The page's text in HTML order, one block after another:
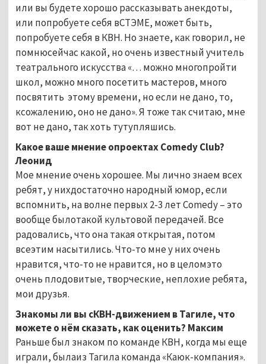
или вы будете хорошо рассказывать анекдоты,
или попробуете себя вСТЭМЕ, может быть,
попробуете себя в КВН. Но знаете, как говорил, не
помнюсейчас какой, но очень известный учитель
театрального искусства «… можно многопройти
школ, можно много посетить мастеров, много
посвятить этому времени, но если не дано, то,
ксожалению, оно не дано». Я тоже так считаю, мне
вот не дано, так хоть тутупляшись.
Какое ваше мнение опроектахComedyClub?
Леонид
Мое мнение очень хорошее. Мы лично знаем всех
ребят, у нихдостаточно народный юмор, если
вспомнить, на волне первых 2-3 лет Comedy – это
вообще былотакой культовой передачей. Все
радовались, что она такая открытая, потом
всеэтим насытились. Что-то мне у них очень
нравится, что-то не нравится, но в целомэто
очень плодовитые, творческие, неплохие ребята,
мои друзья.
Знакомы ли вы сКВН-движением в Тагиле, что
можете о нём сказать, как оценить? Максим
Раньше был знаком по команде КВН, когда мы еще
играли, былаиз Тагила команда «Каюк-компания».